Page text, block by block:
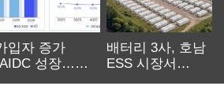
입자 증가
성장…
배터리 3사, 호남
ESS 시장서